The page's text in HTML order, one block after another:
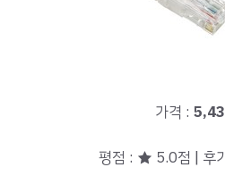
가격 :
평점 : ★ 5.0점 | 후